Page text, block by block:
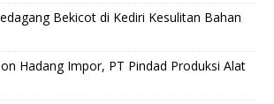
Bekicot di Kediri Kesulitan Bahan
on Hadang Impor, PT Pindad Produksi Alat